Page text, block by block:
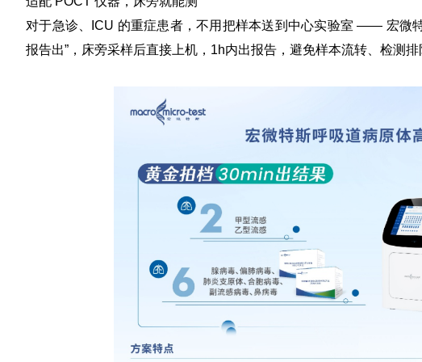
对于急诊、ICU 的重症患者，不用把样本送到中心实验室 —— 宏微
报告出”，床旁采样后直接上机，1h内出报告，避免样本流转、检测排